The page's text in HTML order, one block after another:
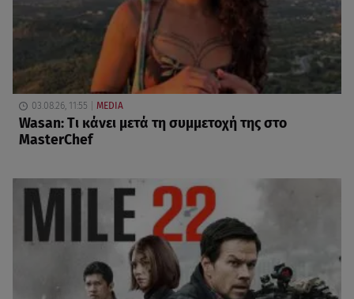
03.08.26, 11:55 MEDIA
Wasan: Tι κάνει μετά τη συμμετοχή της στο
MasterChef